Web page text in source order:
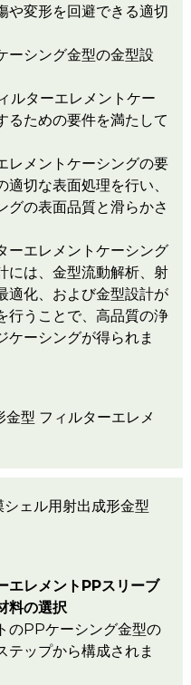
や変形を回避できる適切
ーシング金型の金型設
ルターエレメントケー
るための要件を満たして
レメントケーシングの要
切な表面処理を行い、
グの表面品質と滑らかさ
ーエレメントケーシング
には、金型流動解析、射
適化、および金型設計が
行うことで、高品質の浄
ケーシングが得られま
エレメントPPスリーブ
料の選択
のPPケーシング金型の
テップから構成されま